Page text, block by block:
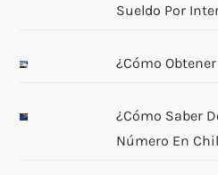
Sueldo Por
¿Cómo
¿Cómo Saber
Número En